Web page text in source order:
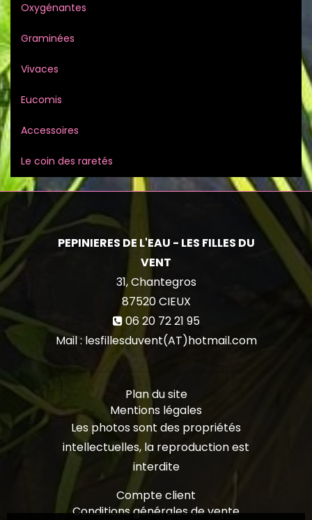
Oxygénantes
Graminées
Vivaces
Eucomis
Accessoires
Le coin des raretés
PEPINIERES DE L'EAU - LES FILLES DU
VENT
31, Chantegros
87520CIEUX
06 20 72 21 95
Mail : lesfillesduvent(AT)hotmail.com
Plan du site
Mentions légales
Les photos sont des propriétés
intellectuelles, la reproduction est
interdite
Compte client
Conditions générales de vente